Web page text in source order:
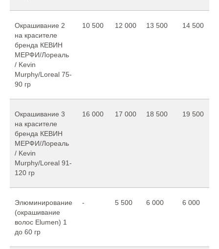
Окрашивание 2
на красителе
бренда КЕВИН
МЕРФИ/Лореаль
/ Kevin
Murphy/Loreal 75-
90 гр
10 500 12 000 13 500 14 500
Окрашивание 3
на красителе
бренда КЕВИН
МЕРФИ/Лореаль
/ Kevin
Murphy/Loreal 91-
120 гр
16 000 17 000 18 500 19 500
Элюминирование
(окрашивание
волос Elumen) 1
до 60 гр
- 5 500 6 000 6 000